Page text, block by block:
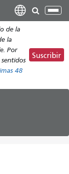
de la
la
Por
48
Suscribir